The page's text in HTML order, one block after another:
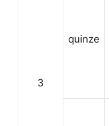
3
quinze